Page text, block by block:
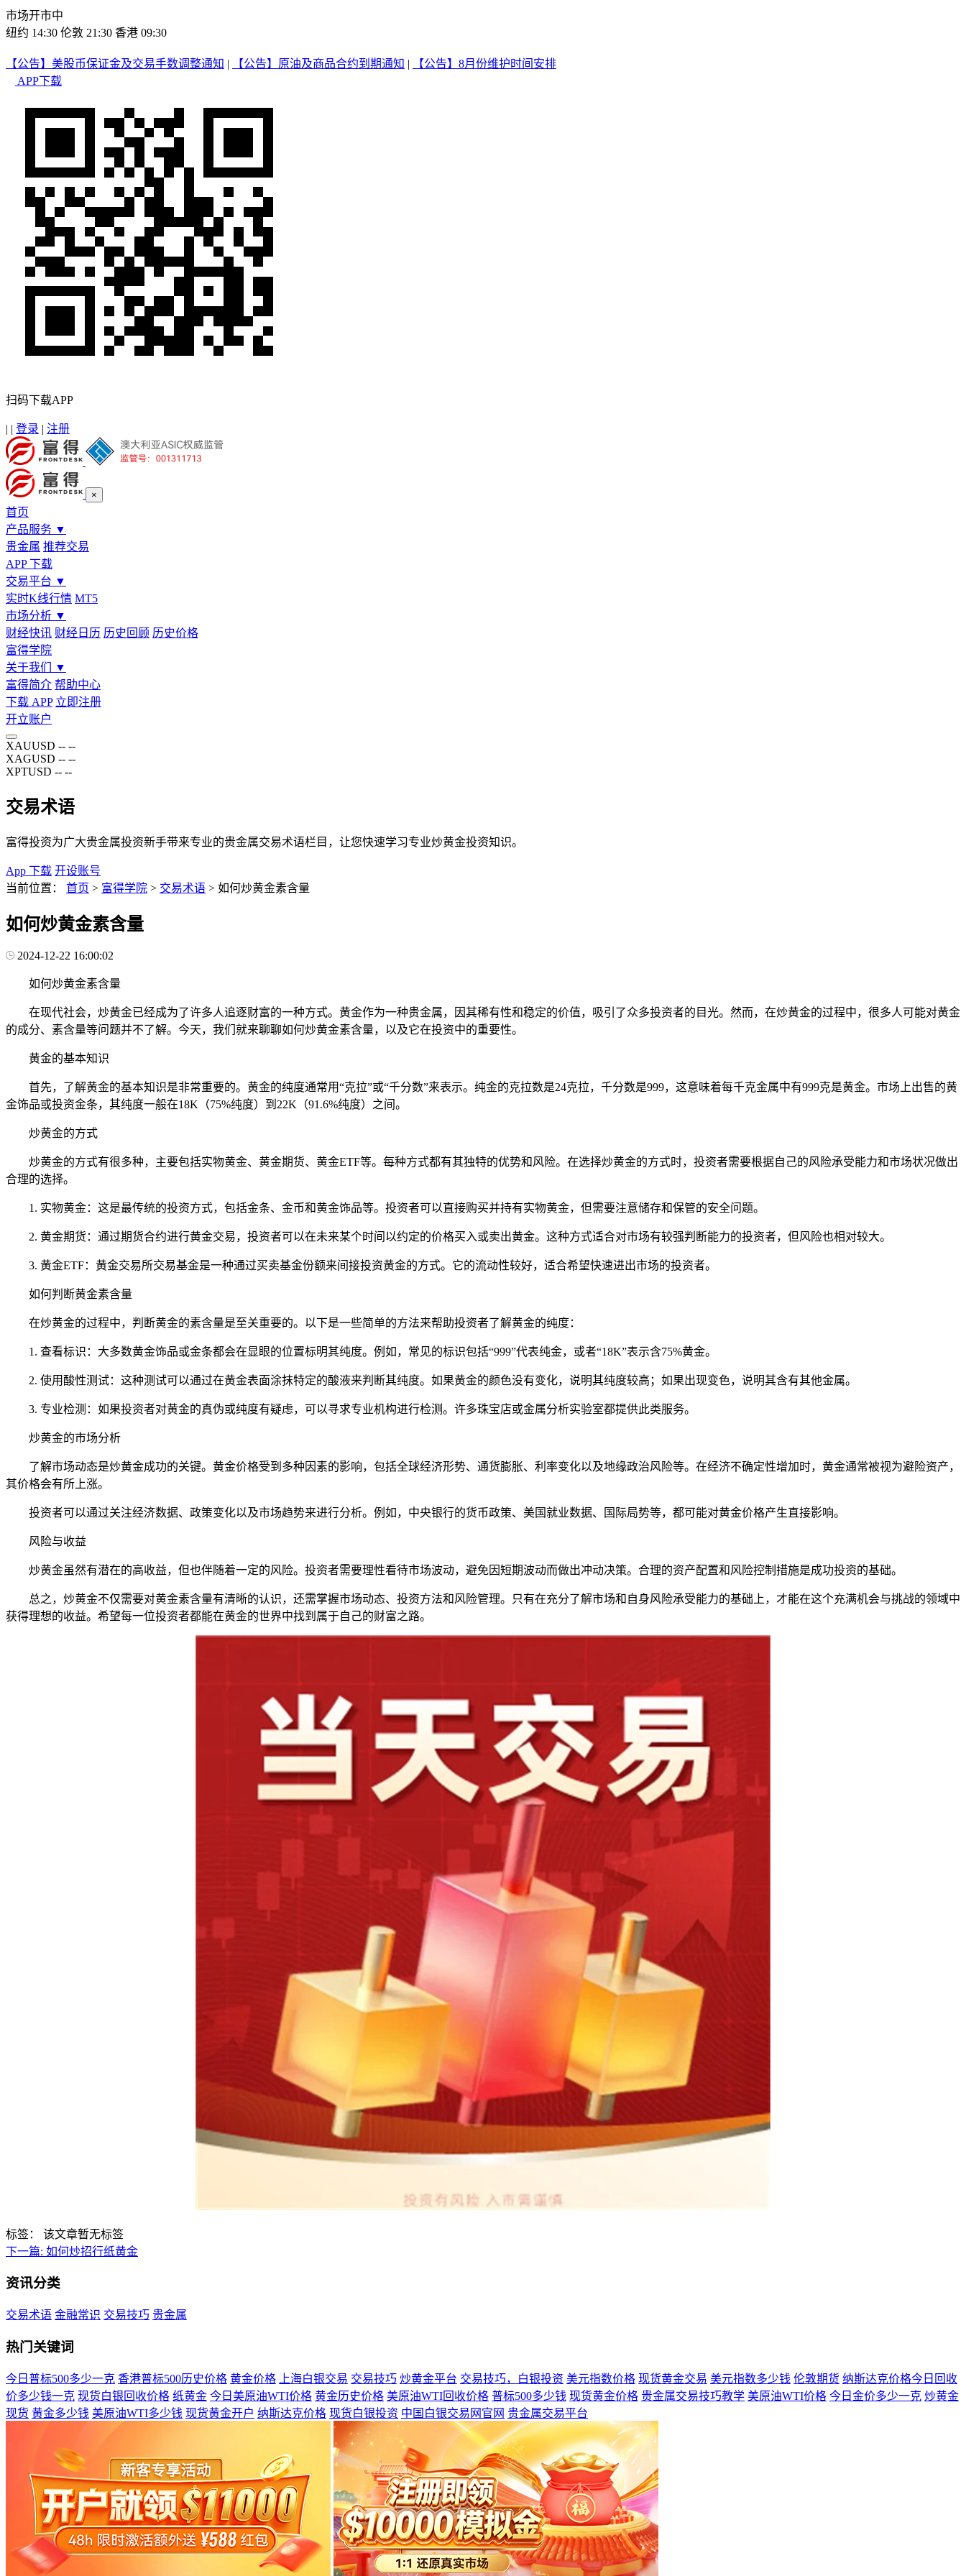
市场开市中
纽约 14:30 伦敦 21:30 香港 09:30
【公告】美股币保证金及交易手数调整通知 | 【公告】原油及商品合约到期通知 |
【公告】8月份维护时间安排
APP下载
扫码下载APP
| | 登录 | 注册
×
首页
产品服务 ▼
贵金属 推荐交易
APP 下载
交易平台 ▼
实时K线行情 MT5
市场分析 ▼
财经快讯 财经日历 历史回顾 历史价格
富得学院
关于我们
▼
富得简介 帮助中心
下载 APP 立即注册
开立账户
XAUUSD -- --
XAGUSD -- --
XPTUSD -- --
交易术语
富得投资为广大贵金属投资新手带来专业的贵金属交易术语栏目，让您快速学习专业炒黄金投资知识。
App 下载 开设账号
当前位置：
首页 > 富得学院 > 交易术语 > 如何炒黄金素含量
如何炒黄金素含量
2024-12-22 16:00:02
如何炒黄金素含量
在现代社会，炒黄金已经成为了许多人追逐财富的一种方式。黄金作为一种贵金属，因其稀有性和稳定的价值，吸引了众多投资者的目光。然而，在炒黄金的过程中，很多人可能对黄金
的成分、素含量等问题并不了解。今天，我们就来聊聊如何炒黄金素含量，以及它在投资中的重要性。
黄金的基本知识
首先，了解黄金的基本知识是非常重要的。黄金的纯度通常用“克拉”或“千分数”来表示。纯金的克拉数是24克拉，千分数是999，这意味着每千克金属中有999克是黄金。市场上出售的黄
金饰品或投资金条，其纯度一般在18K（75%纯度）到22K（91.6%纯度）之间。
炒黄金的方式
炒黄金的方式有很多种，主要包括实物黄金、黄金期货、黄金ETF等。每种方式都有其独特的优势和风险。在选择炒黄金的方式时，投资者需要根据自己的风险承受能力和市场状况做出
合理的选择。
1. 实物黄金：这是最传统的投资方式，包括金条、金币和黄金饰品等。投资者可以直接购买并持有实物黄金，但需要注意储存和保管的安全问题。
2. 黄金期货：通过期货合约进行黄金交易，投资者可以在未来某个时间以约定的价格买入或卖出黄金。这种方式适合对市场有较强判断能力的投资者，但风险也相对较大。
3. 黄金ETF：黄金交易所交易基金是一种通过买卖基金份额来间接投资黄金的方式。它的流动性较好，适合希望快速进出市场的投资者。
如何判断黄金素含量
在炒黄金的过程中，判断黄金的素含量是至关重要的。以下是一些简单的方法来帮助投资者了解黄金的纯度：
1. 查看标识：大多数黄金饰品或金条都会在显眼的位置标明其纯度。例如，常见的标识包括“999”代表纯金，或者“18K”表示含75%黄金。
2. 使用酸性测试：这种测试可以通过在黄金表面涂抹特定的酸液来判断其纯度。如果黄金的颜色没有变化，说明其纯度较高；如果出现变色，说明其含有其他金属。
3. 专业检测：如果投资者对黄金的真伪或纯度有疑虑，可以寻求专业机构进行检测。许多珠宝店或金属分析实验室都提供此类服务。
炒黄金的市场分析
了解市场动态是炒黄金成功的关键。黄金价格受到多种因素的影响，包括全球经济形势、通货膨胀、利率变化以及地缘政治风险等。在经济不确定性增加时，黄金通常被视为避险资产，
其价格会有所上涨。
投资者可以通过关注经济数据、政策变化以及市场趋势来进行分析。例如，中央银行的货币政策、美国就业数据、国际局势等，都可能对黄金价格产生直接影响。
风险与收益
炒黄金虽然有潜在的高收益，但也伴随着一定的风险。投资者需要理性看待市场波动，避免因短期波动而做出冲动决策。合理的资产配置和风险控制措施是成功投资的基础。
总之，炒黄金不仅需要对黄金素含量有清晰的认识，还需掌握市场动态、投资方法和风险管理。只有在充分了解市场和自身风险承受能力的基础上，才能在这个充满机会与挑战的领域中
获得理想的收益。希望每一位投资者都能在黄金的世界中找到属于自己的财富之路。
标签：
该文章暂无标签
下一篇: 如何炒招行纸黄金
资讯分类
交易术语 金融常识 交易技巧 贵金属
热门关键词
今日普标500多少一克 香港普标500历史价格 黄金价格 上海白银交易 交易技巧 炒黄金平台 交易技巧，白银投资 美元指数价格 现货黄金交易 美元指数多少钱 伦敦期货 纳斯达克价格今日回收
价多少钱一克 现货白银回收价格 纸黄金 今日美原油WTI价格 黄金历史价格 美原油WTI回收价格 普标500多少钱 现货黄金价格 贵金属交易技巧教学 美原油WTI价格 今日金价多少一克 炒黄金
现货 黄金多少钱 美原油WTI多少钱 现货黄金开户 纳斯达克价格 现货白银投资 中国白银交易网官网 贵金属交易平台